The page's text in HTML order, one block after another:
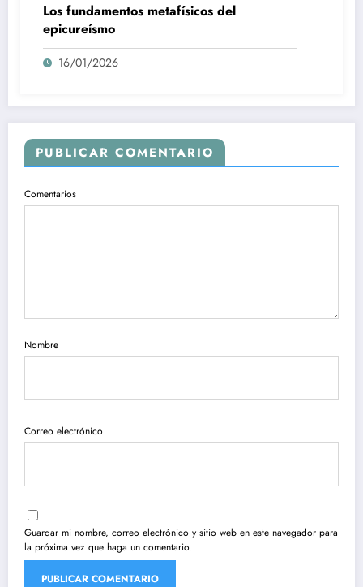
Los fundamentos metafísicos del
epicureísmo
16/01/2026
PUBLICAR COMENTARIO
Comentarios
Nombre
Correo electrónico
Guardar mi nombre, correo electrónico y sitio web en este navegador para
la próxima vez que haga un comentario.